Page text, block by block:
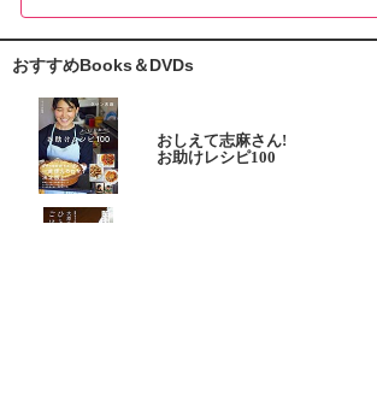
おすすめBooks＆DVDs
おしえて志麻さん!
お助けレシピ100